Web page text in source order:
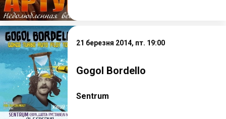
21 березня 2014, пт. 19:00
Gogol Bordello
Sentrum